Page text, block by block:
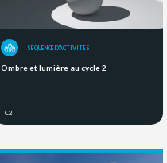
SÉQUENCE D'ACTIVITÉS
Ombre et lumière au cycle 2
C2